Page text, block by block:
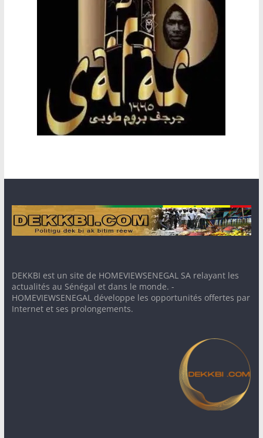
DEKKBI est un site de HOMEVIEWSENEGAL SA relayant les
actualités au Sénégal et dans le monde. -
HOMEVIEWSENEGAL développe les opportunités offertes par
Internet et ses prolongements.